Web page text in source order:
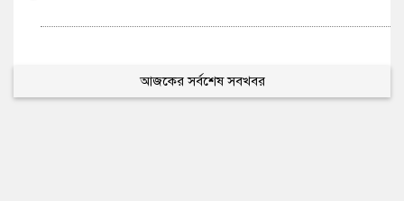
আজকের সর্বশেষ সবখবর